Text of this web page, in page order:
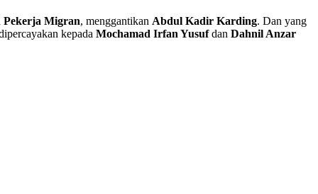
Pekerja Migran, menggantikan Abdul Kadir Karding. Dan yang
kepada Mochamad Irfan Yusufdan Dahnil Anzar